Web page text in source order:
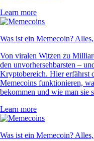
Learn more
Was ist ein Memecoin?
Von viralen Witzen zu
den unvorhersehbarsten –
Kryptobereich. Hier erfährst
Memecoins funktionieren,
bekommen und wie man sie
Learn more
Was ist ein Memecoin?